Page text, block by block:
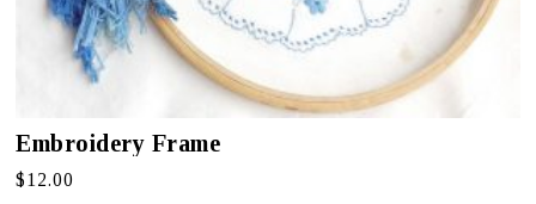
Embroidery Frame
$12.00